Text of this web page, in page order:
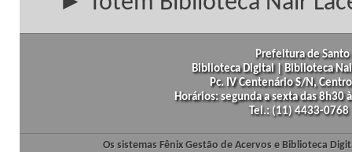
Prefeitura de
Biblioteca Digital | Biblioteca
Pc. IV Centenário S/N,
Horários: segunda a sexta das
Tel.: (11) 4433-
Os sistemas Fênix Gestão de Acervos e Biblioteca